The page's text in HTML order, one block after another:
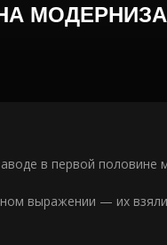
в первой половине
выражении — их